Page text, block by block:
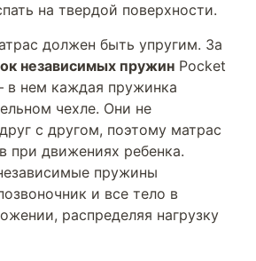
на твердой поверхности.
должен быть упругим. За
независимых пружин Pocket
в нем каждая пружинка
чехле. Они не
с другом, поэтому матрас
при движениях ребенка.
пружины
и все тело в
распределяя нагрузку